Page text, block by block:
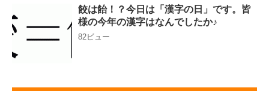
餃は飴！？今日は「漢字の日」です。皆
様の今年の漢字はなんでしたか♪
82ビュー